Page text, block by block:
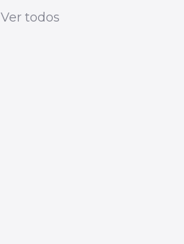
Ver todos